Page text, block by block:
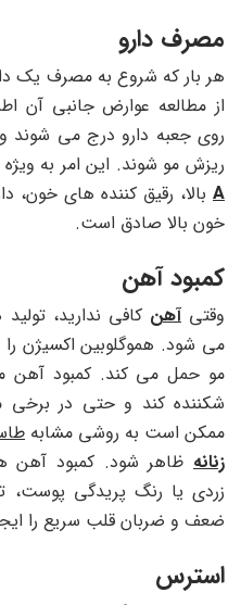
مصرف دارو
هر بار که شروع به مصرف یک
از مطالعه عوارض جانبی آن
روی جعبه دارو درج می
ریزش مو شوند. این امر به ویژه
A بالا، رقیق کننده های خون،
خون بالا صادق است.
کمبود آهن
وقتیآهن کافی ندارید،
می شود. هموگلوبین اکسیژن
مو حمل می کند. کمبود آهن
شکننده کند و حتی در برخی
ممکن است به روشی مشابه
زنانه ظاهر شود. کمبود آهن
زردی یا رنگ پریدگی پوست،
ضعف و ضربان قلب سریع را
استرس